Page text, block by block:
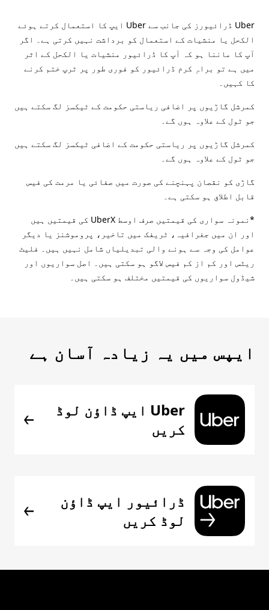
Uber ڈرائیورز کی جانب سے Uber ایپ کا استعمال کرتے ہوئے
الکحل یا منشیات کے استعمال کو برداشت نہیں کرتی ہے۔ اگر
آپ کا ماننا ہو کہ آپ کا ڈرائیور منشیات یا الکحل کے اثر
میں ہے تو براہِ کرم ڈرائیور کو فوری طور پر ٹرپ ختم کرنے
کا کہیں۔
کمرشل گاڑیوں پر اضافی ریاستی حکومت کے ٹیکسز لگ سکتے ہیں
جو ٹول کے علاوہ ہوں گے۔
کمرشل گاڑیوں پر ریاستی حکومت کے اضافی ٹیکسز لگ سکتے ہیں
جو ٹول کے علاوہ ہوں گے۔
گاڑی کو نقصان پہنچنے کی صورت میں صفائی یا مرمت کی فیس
قابل اطلاق ہو سکتی ہے۔
*نمونہ سواری کی قیمتیں صرف اوسط UberX کی قیمتیں ہیں
اور ان میں جغرافیہ، ٹریفک میں تاخیر، پروموشنز یا دیگر
عوامل کی وجہ سے ہونے والی تبدیلیاں شامل نہیں ہیں۔ فلیٹ
ریٹس اور کم از کم فیس لاگو ہو سکتی ہیں۔ اصل سواریوں اور
شیڈول سواریوں کی قیمتیں مختلف ہو سکتی ہیں۔
ایپس میں یہ زیادہ آسان ہے
Uber ایپ ڈاؤن لوڈ
کریں
ڈرائیور ایپ ڈاؤن
لوڈ کریں